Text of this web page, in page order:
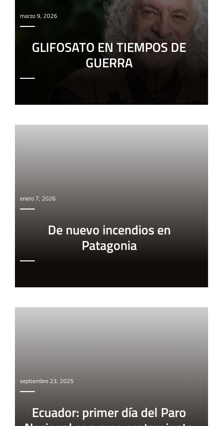
marzo 9, 2026
GLIFOSATO EN TIEMPOS DE
GUERRA
enero 7, 2026
De nuevo incendios en
Patagonia
septiembre 23, 2025
Ecuador: primer día del Paro